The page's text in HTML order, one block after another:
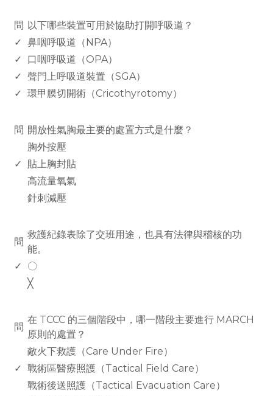
問 以下哪些裝置可用於協助打開呼吸道？
✓ 鼻咽呼吸道（NPA）
✓
口咽呼吸道（OPA）
✓ 聲門上呼吸道裝置（SGA）
✓ 環甲膜切開術（Cricothyrotomy）
問 開放性氣胸最主要的處置方式是什麼？
胸外按壓
✓
貼上胸封貼
高流量氧氣
針刺減壓
問
救護紀錄表除了交班用途，也具有法律與稽核的功
能。
✓
〇
╳
問
在 TCCC 的三個階段中，哪一階段主要進行 MARCH
原則的處置？
敵火下救護（Care Under Fire）
✓ 戰術區醫療照護（Tactical Field Care）
戰術後送照護（Tactical Evacuation Care）